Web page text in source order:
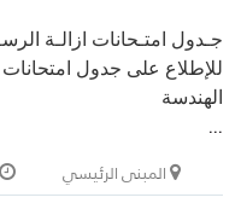
جـدول امتـحانات ازالـة
للإطلاع على جدول
الهندسة
...
المبنى الرئيسي